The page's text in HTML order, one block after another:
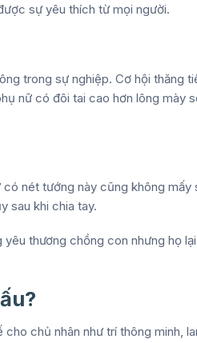
sự yêu thích từ mọi người.
trong sự nghiệp. Cơ hội thăng
nữ có đôi tai cao hơn lông mày
nét tướng này cũng không mấy
sau khi chia tay.
thương chồng con nhưng họ
chủ nhân như trí thông minh,